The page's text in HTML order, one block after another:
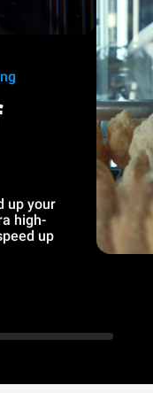
up your
high-
up